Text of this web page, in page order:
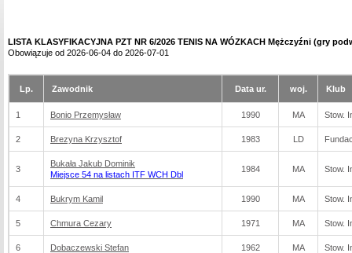
LISTA KLASYFIKACYJNA PZT NR 6/2026 TENIS NA WÓZKACH Mężczyźni (gry
Obowiązuje od 2026-06-04 do 2026-07-01
Lp. Zawodnik Data ur. woj. Klub
1 Bonio Przemysław 1990 MA Stow.
2 Brezyna Krzysztof 1983 LD
3
Bukała Jakub Dominik
Miejsce 54 na listach ITF WCH Dbl
1984 MA Stow.
4 Bukrym Kamil 1990 MA Stow.
5 Chmura Cezary 1971 MA Stow.
6 Dobaczewski Stefan 1962 MA Stow.